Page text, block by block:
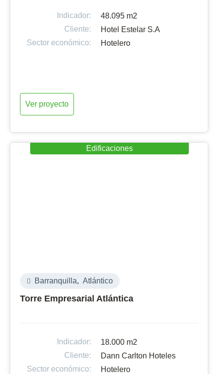
Indicador:
48.095 m2
Cliente:
Hotel Estelar S.A
Sector económico:
Hotelero
Ver proyecto
Edificaciones
Barranquilla, Atlántico
Torre Empresarial Atlántica
Indicador:
18.000 m2
Cliente:
Dann Carlton Hoteles
Sector económico:
Hotelero